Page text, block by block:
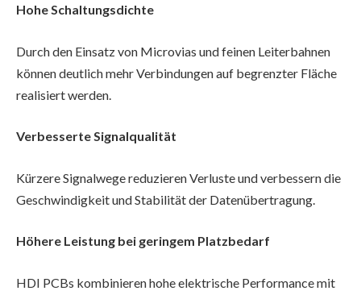
Hohe Schaltungsdichte
Durch den Einsatz von Microvias und feinen Leiterbahnen
können deutlich mehr Verbindungen auf begrenzter Fläche
realisiert werden.
Verbesserte Signalqualität
Kürzere Signalwege reduzieren Verluste und verbessern die
Geschwindigkeit und Stabilität der Datenübertragung.
Höhere Leistung bei geringem Platzbedarf
HDI PCBs kombinieren hohe elektrische Performance mit